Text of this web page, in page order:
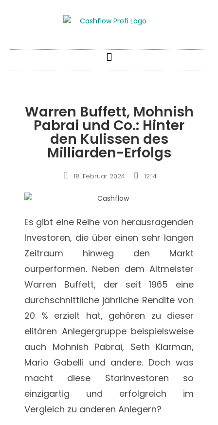
Warren Buffett, Mohnish
Pabrai und Co.: Hinter
den Kulissen des
Milliarden-Erfolgs
18. Februar 2024 12:14
Es gibt eine Reihe von herausragenden
Investoren, die über einen sehr langen
Zeitraum hinweg den Markt
ourperformen. Neben dem Altmeister
Warren Buffett, der seit 1965 eine
durchschnittliche jährliche Rendite von
20 % erzielt hat, gehören zu dieser
elitären Anlegergruppe beispielsweise
auch Mohnish Pabrai, Seth Klarman,
Mario Gabelli und andere. Doch was
macht diese Starinvestoren so
einzigartig und erfolgreich im
Vergleich zu anderen Anlegern?